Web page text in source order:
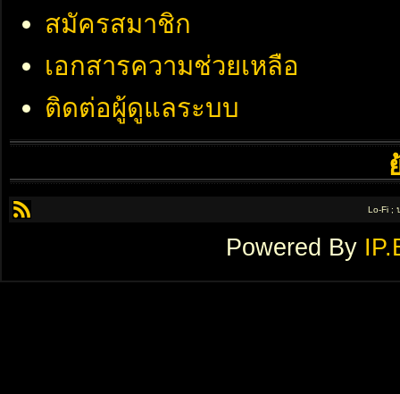
สมัครสมาชิก
เอกสารความช่วยเหลือ
ติดต่อผู้ดูแลระบบ
Lo-Fi ;
Powered By